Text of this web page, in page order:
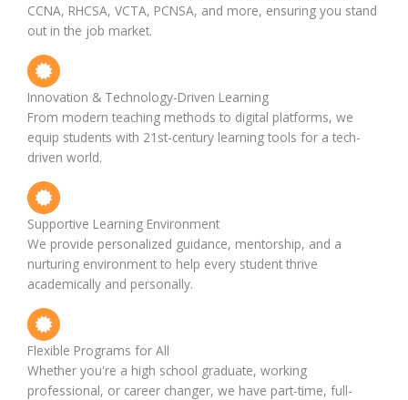
CCNA, RHCSA, VCTA, PCNSA, and more, ensuring you stand
out in the job market.
Innovation & Technology-Driven Learning
From modern teaching methods to digital platforms, we
equip students with 21st-century learning tools for a tech-
driven world.
Supportive Learning Environment
We provide personalized guidance, mentorship, and a
nurturing environment to help every student thrive
academically and personally.
Flexible Programs for All
Whether you're a high school graduate, working
professional, or career changer, we have part-time, full-